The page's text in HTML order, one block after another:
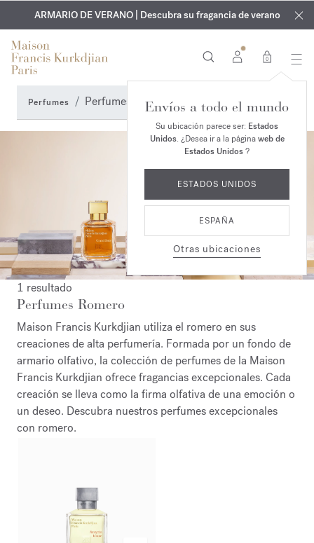
EXCLUSIVO | Descubra la nueva fragancia OUD
velvet mood
en su pedido*
GRABADO GRATUITO | En todas las fragancias y aceites
corporales hasta el 9 de agosto
ARMARIO DE VERANO | Descubra su fragancia de verano
0
Envíos a todo el mundo
Su ubicación parece ser: Estados
Unidos. ¿Desea ir a la páginaweb de
Estados Unidos?
ESTADOS UNIDOS
ESPAÑA
Otras ubicaciones
Perfumes Perfumes Romero
1 resultado
Perfumes Romero
Maison Francis Kurkdjian utiliza el romero en sus
creaciones de alta perfumería. Formada por un fondo de
armario olfativo, la colección de perfumes de la Maison
Francis Kurkdjian ofrece fragancias excepcionales. Cada
creación se lleva como la firma olfativa de una emoción o
un deseo. Descubra nuestros perfumes excepcionales
con romero.